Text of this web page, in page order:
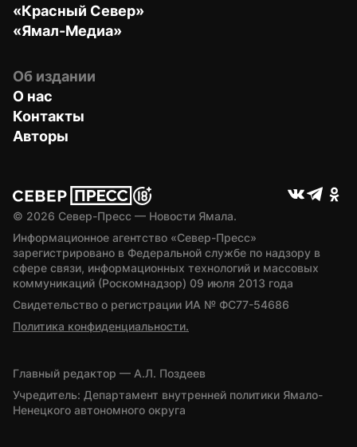
«Красный Север»
«Ямал-Медиа»
Об издании
О нас
Контакты
Авторы
© 2026 Север-Пресс — Новости Ямала.
Информационное агентство «Север-Пресс»
зарегистрировано в Федеральной службе по надзору в
сфере связи, информационных технологий и массовых
коммуникаций (Роскомнадзор) 09 июля 2013 года
Свидетельство о регистрации ИА № ФС77-54686
Политика конфиденциальности.
Главный редактор — А.Л. Поздеев
Учредитель: Департамент внутренней политики Ямало-
Ненецкого автономного округа